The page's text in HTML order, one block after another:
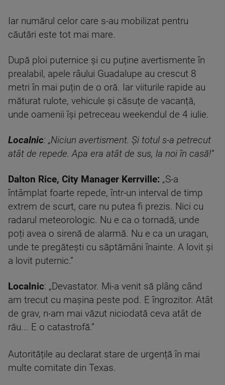
Iar numărul celor care s-au mobilizat pentru
căutări este tot mai mare.
După ploi puternice și cu puține avertismente în
prealabil, apele râului Guadalupe au crescut 8
metri în mai puțin de o oră. Iar viiturile rapide au
măturat rulote, vehicule și căsuțe de vacanță,
unde oamenii își petreceau weekendul de 4 iulie.
Localnic: „Niciun avertisment. Și totul s-a petrecut
atât de repede. Apa era atât de sus, la noi în casă!”
Dalton Rice, City Manager Kerrville: „S-a
întâmplat foarte repede, într-un interval de timp
extrem de scurt, care nu putea fi prezis. Nici cu
radarul meteorologic. Nu e ca o tornadă, unde
poți avea o sirenă de alarmă. Nu e ca un uragan,
unde te pregătești cu săptămâni înainte. A lovit și
a lovit puternic.”
Localnic: „Devastator. Mi-a venit să plâng când
am trecut cu mașina peste pod. E îngrozitor. Atât
de grav, n-am mai văzut niciodată ceva atât de
rău... E o catastrofă.”
Autoritățile au declarat stare de urgență în mai
multe comitate din Texas.